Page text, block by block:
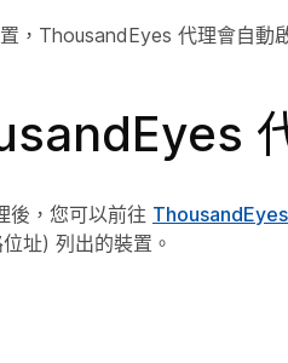
，ThousandEyes 代理會自動
後，您可以前往
址) 列出的裝置。